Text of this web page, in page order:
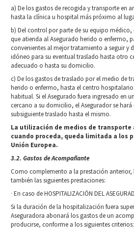
a) De los gastos de recogida y transporte en
hasta la clínica u hospital más próximo al
b) Del control por parte de su equipo
que atienda al Asegurado herido o enfermo,
convenientes al mejor tratamiento a seguir y
idóneo para su eventual traslado hasta otro
adecuado o hasta su domicilio.
c) De los gastos de traslado por el medio de
herido o enfermo, hasta el centro
habitual. Si el Asegurado fuera ingresado en
cercano a su domicilio, el Asegurador se
subsiguiente traslado hasta el mismo.
La utilización de medios de transporte
cuando proceda, queda limitada a los
Unión Europea.
3.2. Gastos de Acompañante
Como complemento a la prestación anterior,
también las siguientes prestaciones:
· En caso de HOSPITALIZACIÓN DEL
Si la duración de la hospitalización fuera
Aseguradora abonará los gastos de un
producirse, conforme a los siguientes criterios: